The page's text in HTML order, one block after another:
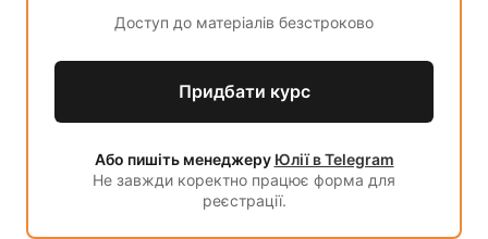
Доступ до матеріалів безстроково
Придбати курс
Або пишіть менеджеру Юлії в Telegram
Не завжди коректно працює форма для
реєстрації.